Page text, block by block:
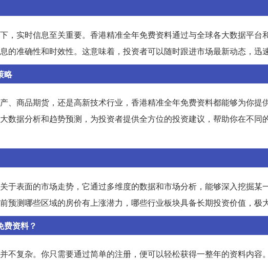
，实时信息至关重要。香港精准全年免费资料通过与全球各大数据平台
的准确性和时效性。这意味着，投资者可以随时跟进市场最新动态，迅
略
、商品期货，还是高新技术行业，香港精准全年免费资料都能够为你提
数据分析和趋势预测，为投资者提供全方位的投资建议，帮助你在不同
于表面的市场走势，它通过多维度的数据和市场分析，能够深入挖掘某
预测哪些区域的房价有上涨潜力，哪些行业板块具备长期投资价值，极
费资料？
不复杂。你只需要通过简单的注册，便可以轻松获得一整年的资料内容